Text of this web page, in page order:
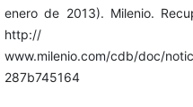
enero de 2013). Milenio.
http://
www.milenio.com/cdb/doc/
287b745164